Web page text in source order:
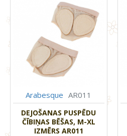
Arabesque AR011
DEJOŠANAS PUSPĒDU
ČĪBIŅAS BĒŠAS, M-XL
IZMĒRS AR011